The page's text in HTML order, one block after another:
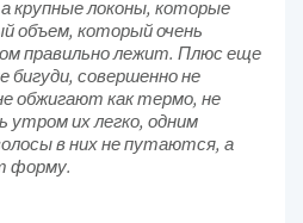
крупные локоны, которые
объем, который очень
правильно лежит. Плюс еще
совершенно не
обжигают как термо, не
их легко, одним
в них не путаются, а
форму.